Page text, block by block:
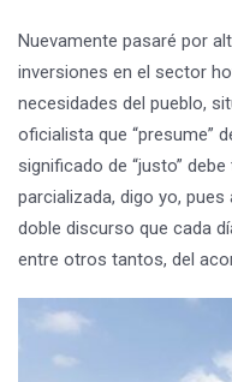
Nuevamente pasaré por
inversiones en el sector
necesidades del pueblo,
oficialista que “presume”
significado de “justo”
parcializada, digo yo,
doble discurso que cada
entre otros tantos, del